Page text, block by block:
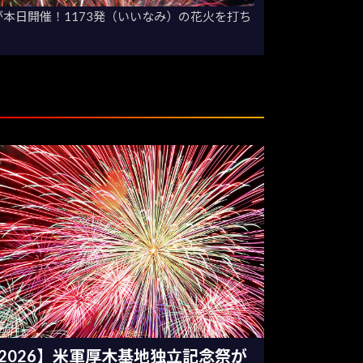
日開催！1173発（いいなみ）の花火を打ち
】米軍厚木基地独立記念祭が